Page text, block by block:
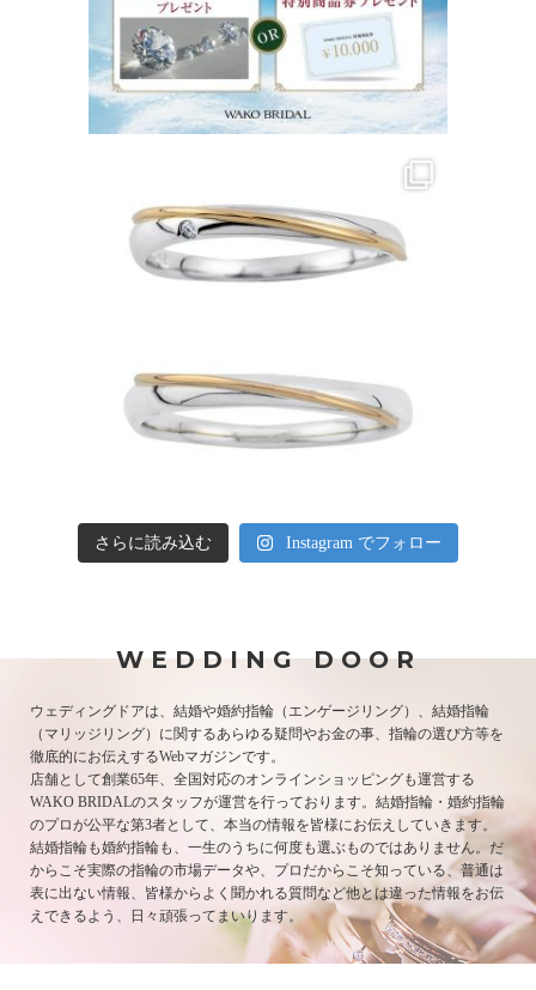
さらに読み込む Instagram でフォロー
WEDDING DOOR
ウェディングドアは、結婚や婚約指輪（エンゲージリング）、結婚指輪
（マリッジリング）に関するあらゆる疑問やお金の事、指輪の選び方等を
徹底的にお伝えするWebマガジンです。
店舗として創業65年、全国対応のオンラインショッピングも運営する
WAKO BRIDALのスタッフが運営を行っております。結婚指輪・婚約指輪
のプロが公平な第3者として、本当の情報を皆様にお伝えしていきます。
結婚指輪も婚約指輪も、一生のうちに何度も選ぶものではありません。だ
からこそ実際の指輪の市場データや、プロだからこそ知っている、普通は
表に出ない情報、皆様からよく聞かれる質問など他とは違った情報をお伝
えできるよう、日々頑張ってまいります。